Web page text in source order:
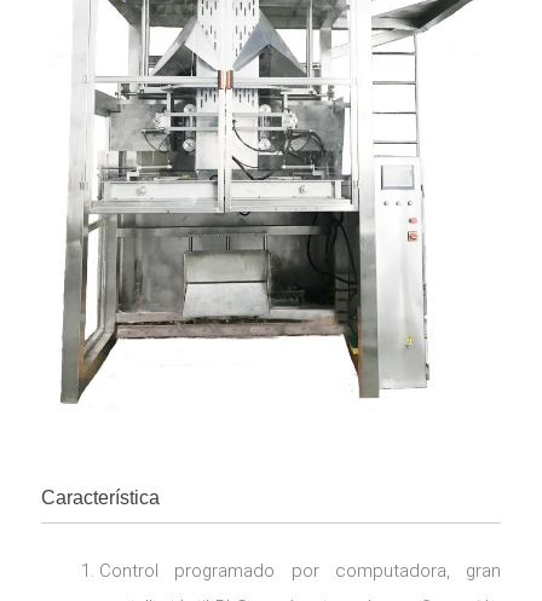
Característica
Control programado por computadora, gran